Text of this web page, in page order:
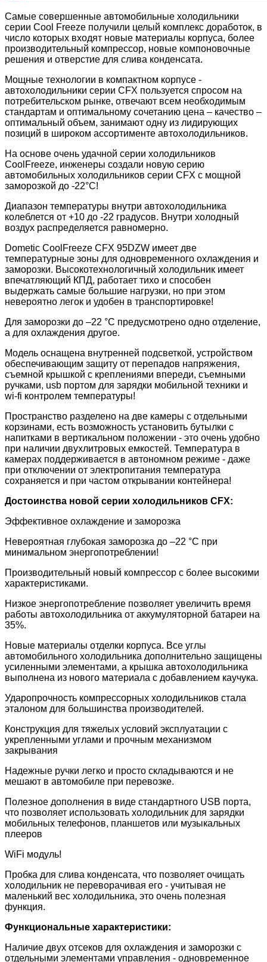
Самые совершенные автомобильные холодильники
серии Сool Freeze получили целый комплекс доработок, в
число которых входят новые материалы корпуса, более
производительный компрессор, новые компоновочные
решения и отверстие для слива конденсата.
Мощные технологии в компактном корпусе -
автохолодильники серии CFX пользуется спросом на
потребительском рынке, отвечают всем необходимым
стандартам и оптимальному сочетанию цена – качество –
оптимальный объем, занимают одну из лидирующих
позиций в широком ассортименте автохолодильников.
На основе очень удачной серии холодильников
CoolFreeze, инженеры создали новую серию
автомобильных холодильников серии CFX с мощной
заморозкой до -22°С!
Диапазон температуры внутри автохолодильника
колеблется от +10 до -22 градусов. Внутри холодный
воздух распределяется равномерно.
Dometic CoolFreeze CFX 95DZW имеет две
температурные зоны для одновременного охлаждения и
заморозки. Высокотехнологичный холодильник имеет
впечатляющий КПД, работает тихо и способен
выдержать самые большие нагрузки, но при этом
невероятно легок и удобен в транспортировке!
Для заморозки до –22 °C предусмотрено одно отделение,
а для охлаждения другое.
Модель оснащена внутренней подсветкой, устройством
обеспечивающим защиту от перепадов напряжения,
съемной крышкой с креплениями впереди, съемными
ручками, usb портом для зарядки мобильной техники и
wi-fi контролем температуры!
Пространство разделено на две камеры с отдельными
корзинами, есть возможность установить бутылки с
напитками в вертикальном положении - это очень удобно
при наличии двухлитровых емкостей. Температура в
камерах поддерживается в автономном режиме - даже
при отключении от электропитания температура
сохраняется и при частом открывании контейнера!
Достоинства новой серии холодильников CFX:
Эффективное охлаждение и заморозка
Невероятная глубокая заморозка до –22 °C при
минимальном энергопотреблении!
Производительный новый компрессор с более высокими
характеристиками.
Низкое энергопотребление позволяет увеличить время
работы автохолодильника от аккумуляторной батареи на
35%.
Новые материалы отделки корпуса. Все углы
автомобильного холодильника дополнительно защищены
усиленными элементами, а крышка автохолодильника
выполнена из нового материала с добавлением каучука.
Ударопрочность компрессорных холодильников стала
эталоном для большинства производителей.
Конструкция для тяжелых условий эксплуатации с
укрепленными углами и прочным механизмом
закрывания
Надежные ручки легко и просто складываются и не
мешают в автомобиле при перевозке.
Полезное дополнения в виде стандартного USB порта,
что позволяет использовать холодильник для зарядки
мобильных телефонов, планшетов или музыкальных
плееров
WiFi модуль!
Пробка для слива конденсата, что позволяет очищать
холодильник не переворачивая его - учитывая не
маленький вес холодильника, это очень полезная
функция.
Функциональные характеристики:
Наличие двух отсеков для охлаждения и заморозки с
отдельными элементами управления - одновременное